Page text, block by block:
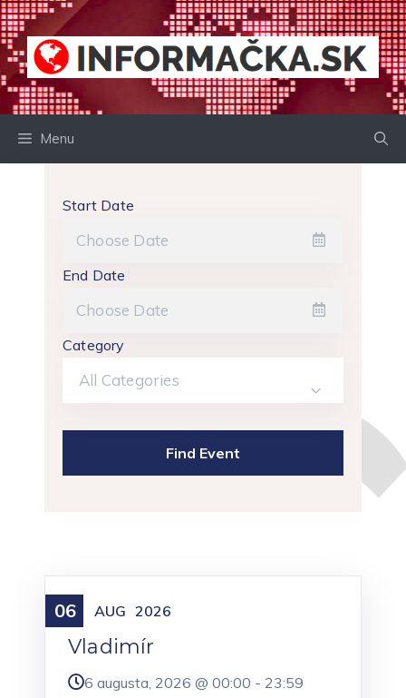
Preskočiť
na
obsah
Menu
Start Date
End Date
Category
All Categories
06 AUG 2026
Meniny
Vladimír
6 augusta, 2026 @ 00:00 - 23:59